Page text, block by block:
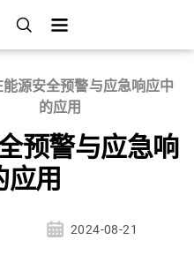
能源安全预警与应急响应中
的应用
预警与应急响
应用
2024-08-21